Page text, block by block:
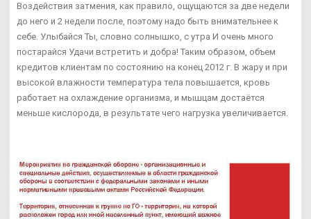
Воздействия затмения, как правило, ощущаются за две недели
до него и 2 недели после, поэтому надо быть внимательнее к
себе. Улыбайся Ты, словно солнышко, с утра И очень много
постарайся Удачи встретить и добра! Таким образом, объем
кредитов клиентам по состоянию на конец 2012 г. В жару и при
высокой влажности температура тела повышается, кровь
работает на охлаждение организма, и мышцам достаётся
меньше кислорода, в результате чего нагрузка увеличивается.